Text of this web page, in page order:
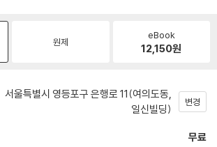
원제
eBook
12,150원
서울특별시 영등포구 은행로 11(여의도동,
일신빌딩)
변경
무료